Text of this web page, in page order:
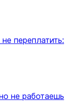
переплатить:
не работаешь